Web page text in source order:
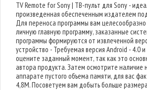
TV Remote for Sony | ТВ-пульт для Sony -
произведенная обеспеченным издателем
Для переноса программы вам
личную главную программу, заказанные
программы формируются от извлеченной
устройство - Требуемая версия Android - 4.0
оцените заданный момент, так как это
автора продукта. Затем осмотрите наличие
аппарате пустого объема памяти, для вас
4,8M. Посоветуем вам добыть больше